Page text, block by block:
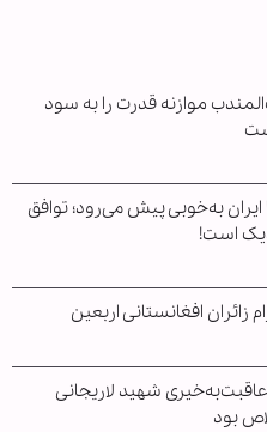
موازنه قدرت را به سود
ایران به‌خوبی پیش می‌رود؛ توافق
است!
زائران افغانستانی اربعین
عاقبت‌به‌خیری شهید لاریجانی
بود